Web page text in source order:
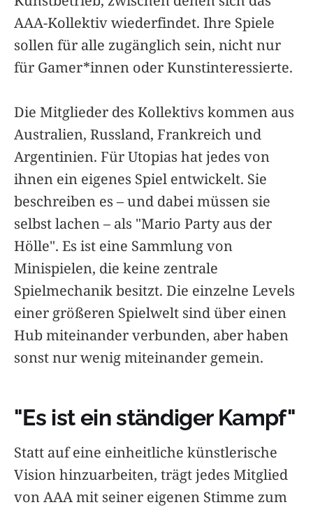
AAA-Kollektiv wiederfindet. Ihre Spiele
sollen für alle zugänglich sein, nicht nur
für Gamer*innen oder Kunstinteressierte.
Die Mitglieder des Kollektivs kommen aus
Australien, Russland, Frankreich und
Argentinien. Für Utopias hat jedes von
ihnen ein eigenes Spiel entwickelt. Sie
beschreiben es – und dabei müssen sie
selbst lachen – als "Mario Party aus der
Hölle". Es ist eine Sammlung von
Minispielen, die keine zentrale
Spielmechanik besitzt. Die einzelne Levels
einer größeren Spielwelt sind über einen
Hub miteinander verbunden, aber haben
sonst nur wenig miteinander gemein.
"Es ist ein ständiger Kampf"
Statt auf eine einheitliche künstlerische
Vision hinzuarbeiten, trägt jedes Mitglied
von AAA mit seiner eigenen Stimme zum